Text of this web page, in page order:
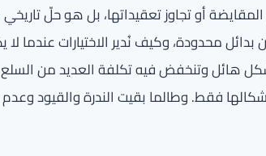
أو تجاوز تعقيداتها، بل هو حلّ
بدائل محدودة، وكيف نُدير الاختيارات
بشكل هائل وتنخفض فيه تكلفة العديد من
فقط. وطالما بقيت الندرة والقيود